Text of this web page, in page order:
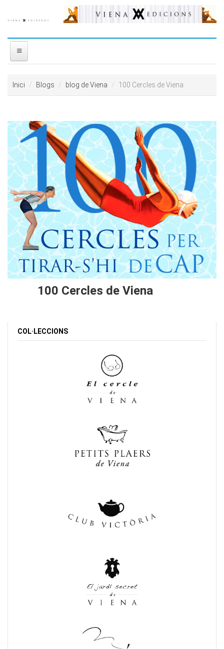
DISTRIBUÏDORA
PREMIS
CONTACTE
Inici Blogs blog de Viena 100 Cercles de Viena
100 Cercles de Viena
COL·LECCIONS